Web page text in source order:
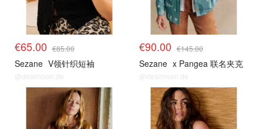
€65.00 €85.00
Sezane V领针织短袖
@dealmoon.de
€90.00 €145.00
Sezane x Pangea 联名夹克
@dealmoon.de